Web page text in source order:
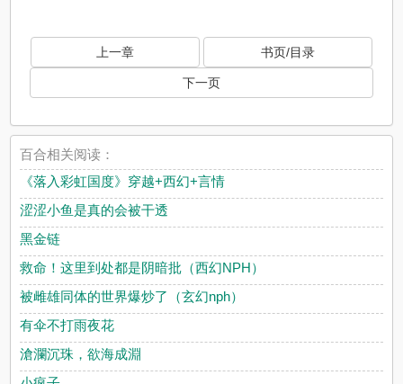
上一章 书页/目录
下一页
百合相关阅读：
《落入彩虹国度》穿越+西幻+言情
涩涩小鱼是真的会被干透
黑金链
救命！这里到处都是阴暗批（西幻NPH）
被雌雄同体的世界爆炒了（玄幻nph）
有伞不打雨夜花
滄瀾沉珠，欲海成淵